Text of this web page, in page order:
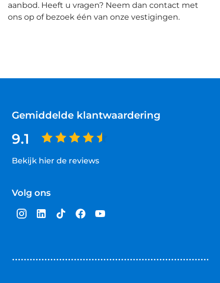
aanbod. Heeft u vragen? Neem dan contact met
ons op of bezoek één van onze vestigingen.
Gemiddelde klantwaardering
9.1
Bekijk hier de reviews
van
sterren
Volg ons